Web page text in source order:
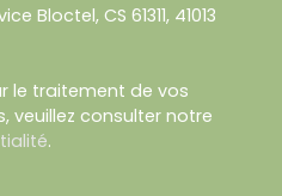
Bloctel, CS 61311, 41013
le traitement de vos
veuillez consulter notre
.